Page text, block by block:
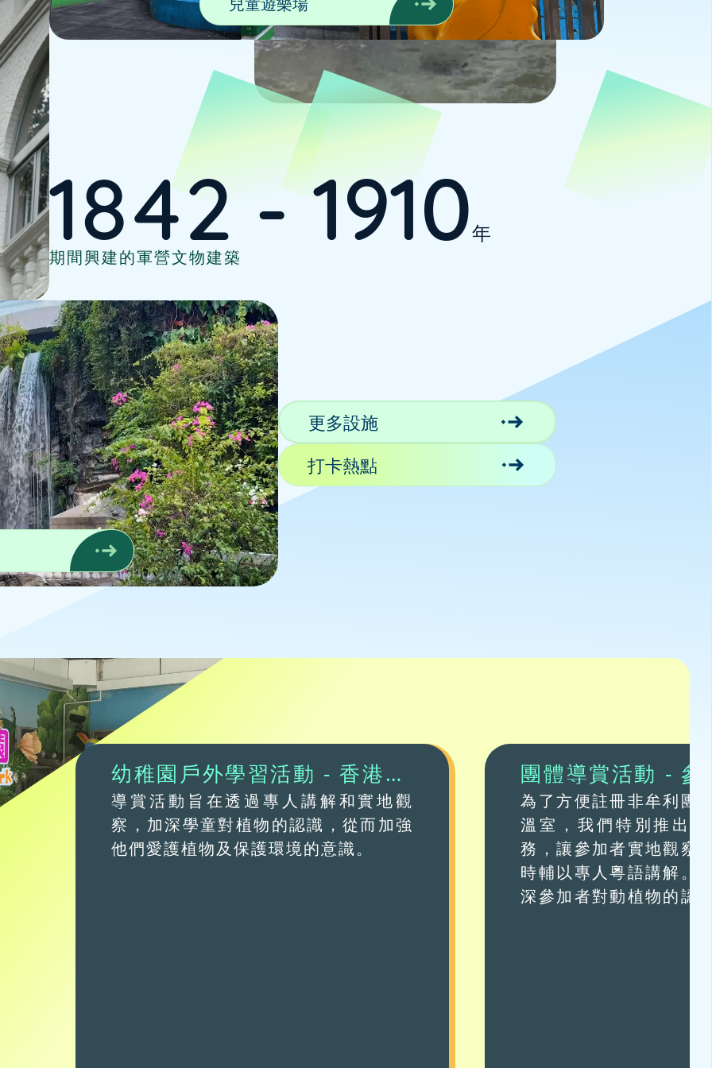
1842-1910年
期間興建的軍營文物建築
更多設施
打卡熱點
幼稚園戶外學習活動 - 香港公
園霍士傑溫室導賞
導賞活動旨在透過專人講解和實地觀
察，加深學童對植物的認識，從而加強
他們愛護植物及保護環境的意識。
團體導賞活動 - 參
溫室
為了方便註冊非牟利團
溫室，我們特別推出
務，讓參加者實地觀察
時輔以專人粵語講解。
深參加者對動植物的認